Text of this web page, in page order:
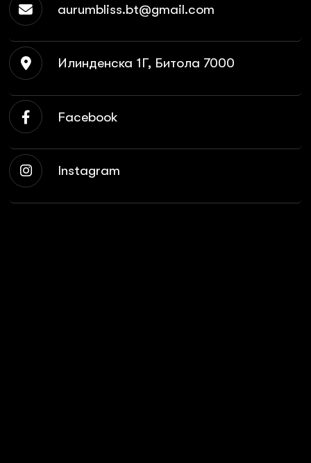
aurumbliss.bt@gmail.com
Илинденска 1Г, Битола 7000
Facebook
Instagram